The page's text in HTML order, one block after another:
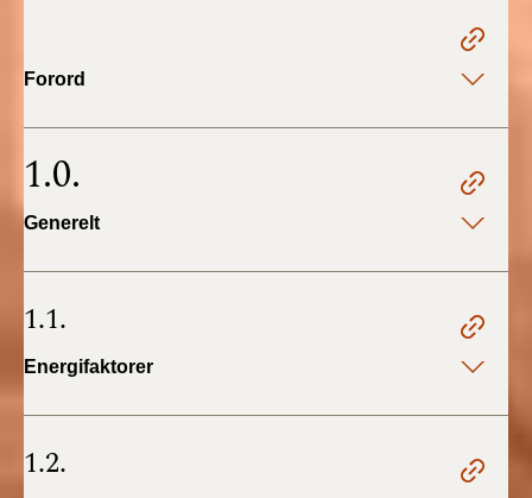
BR18 (1/1 - 30/6
2021)
Forord
1.0.
Generelt
1.1.
Energifaktorer
1.2.